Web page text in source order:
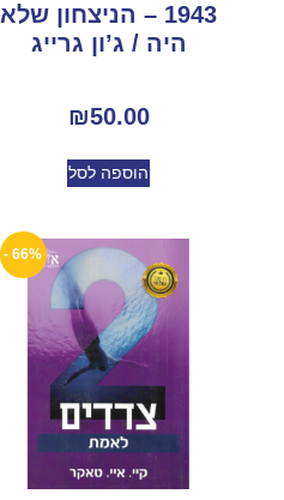
1943 – הניצחון שלא
היה / ג’ון גרייג
₪50.00
הוספה לסל
66% -